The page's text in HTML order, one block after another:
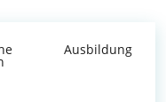
Ausbildung